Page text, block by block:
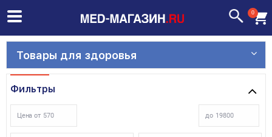
0
Товары для здоровья
Фильтры
Цена от до